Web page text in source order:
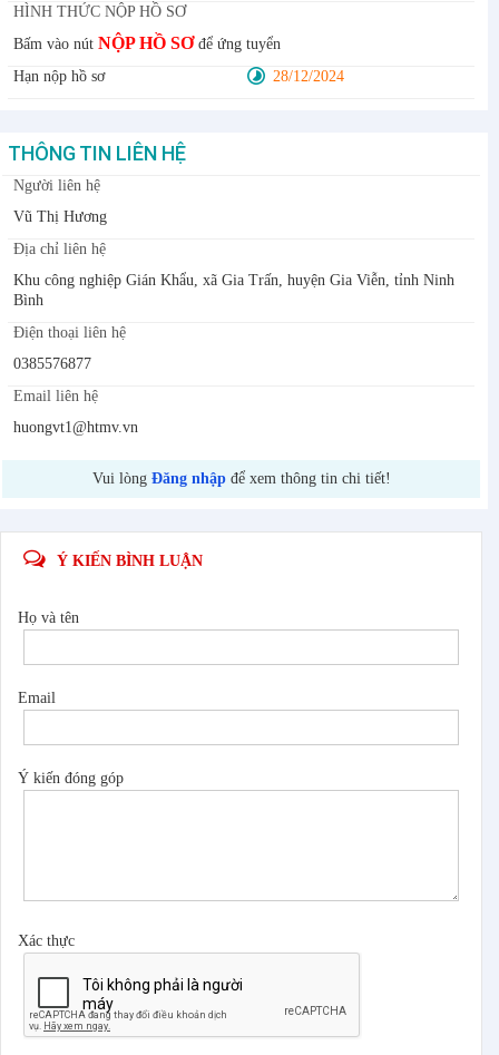
HÌNH THỨC NỘP HỒ SƠ
Bấm vào nút NỘP HỒ SƠđể ứng tuyển
Hạn nộp hồ sơ
28/12/2024
THÔNG TIN LIÊN HỆ
Người liên hệ
Vũ Thị Hương
Địa chỉ liên hệ
Khu công nghiệp Gián Khẩu, xã Gia Trấn, huyện Gia Viễn, tỉnh Ninh
Bình
Điện thoại liên hệ
0385576877
Email liên hệ
huongvt1@htmv.vn
Vui lòng Đăng nhậpđể xem thông tin chi tiết!
Ý KIẾN BÌNH LUẬN
Họ và tên
Email
Ý kiến đóng góp
Xác thực